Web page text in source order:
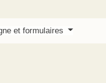
et formulaires